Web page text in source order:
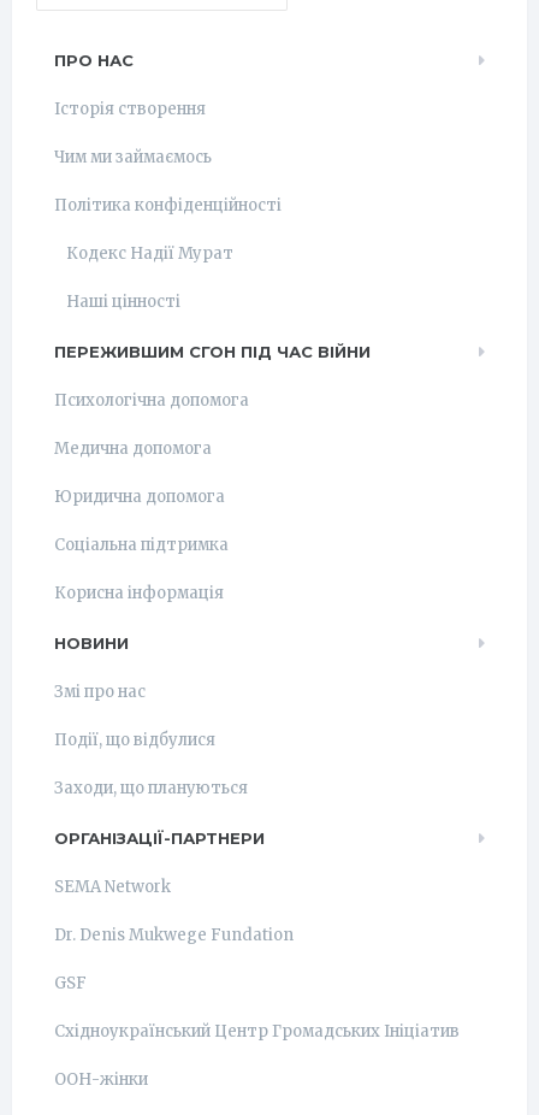
ПРО НАС
Історія створення
Чим ми займаємось
Політика конфіденційності
Кодекс Надії Мурат
Наші цінності
ПЕРЕЖИВШИМ СГОН ПІД ЧАС ВІЙНИ
Психологічна допомога
Медична допомога
Юридична допомога
Соціальна підтримка
Корисна інформація
НОВИНИ
Змі про нас
Події, що відбулися
Заходи, що плануються
ОРГАНІЗАЦІЇ-ПАРТНЕРИ
SEMA Network
Dr. Denis Mukwege Fundation
GSF
Східноукраїнський Центр Громадських Ініціатив
ООН-жінки